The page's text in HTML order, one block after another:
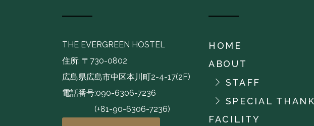
THE EVERGREEN HOSTEL
住所: 〒730-0802
広島県広島市中区本川町2-4-17(2F)
電話番号:090-6306-7236
(+81-90-6306-7236)
HOME
ABOUT
STAFF
SPECIAL
FACILITY